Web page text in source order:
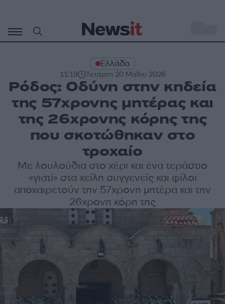
περιεχόμενο
Ελλάδα
11:19 Τετάρτη 20 Μαΐου 2026
Ρόδος: Οδύνη στην κηδεία
της 57χρονης μητέρας και
της 26χρονης κόρης της
που σκοτώθηκαν στο
τροχαίο
Με λουλούδια στο χέρι και ένα τεράστιο
«γιατί» στα χείλη συγγενείς και φίλοι
αποχαιρετούν την 57χρονη μητέρα και την
26χρονη κόρη της